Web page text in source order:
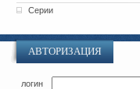
Серии
АВТОРИЗАЦИЯ
логин